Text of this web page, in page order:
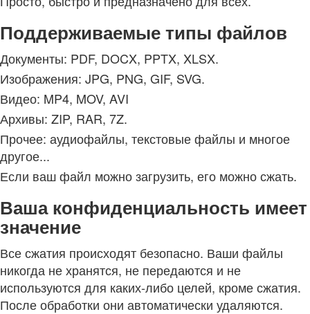
Поддерживаемые типы файлов
Документы: PDF, DOCX, PPTX, XLSX.
Изображения: JPG, PNG, GIF, SVG.
Видео: MP4, MOV, AVI
Архивы: ZIP, RAR, 7Z.
Прочее: аудиофайлы, текстовые файлы и многое
другое...
Если ваш файл можно загрузить, его можно сжать.
Ваша конфиденциальность имеет
значение
Все сжатия происходят безопасно. Ваши файлы
никогда не хранятся, не передаются и не
используются для каких-либо целей, кроме сжатия.
После обработки они автоматически удаляются.